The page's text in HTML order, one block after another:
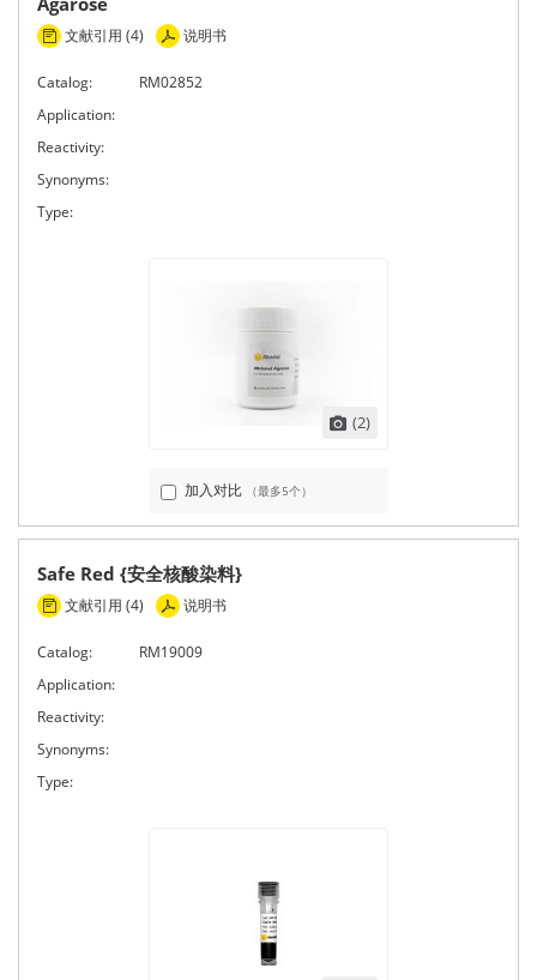
文献引用 (4) 说明书
Catalog:
RM02852
Application:
Reactivity:
Synonyms:
Type:
(2)
加入对比 （最多5个）
Safe Red {安全核酸染料}
文献引用 (4) 说明书
Catalog:
RM19009
Application:
Reactivity:
Synonyms:
Type: